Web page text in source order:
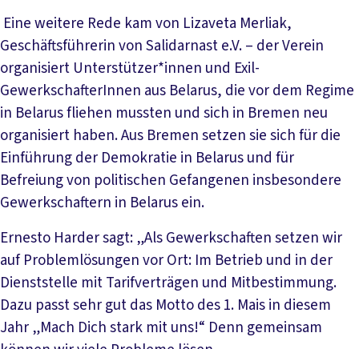
Eine weitere Rede kam von Lizaveta Merliak,
Geschäftsführerin von Salidarnast e.V. – der Verein
organisiert Unterstützer*innen und Exil-
GewerkschafterInnen aus Belarus, die vor dem Regime
in Belarus fliehen mussten und sich in Bremen neu
organisiert haben. Aus Bremen setzen sie sich für die
Einführung der Demokratie in Belarus und für
Befreiung von politischen Gefangenen insbesondere
Gewerkschaftern in Belarus ein.
Ernesto Harder sagt: „Als Gewerkschaften setzen wir
auf Problemlösungen vor Ort: Im Betrieb und in der
Dienststelle mit Tarifverträgen und Mitbestimmung.
Dazu passt sehr gut das Motto des 1. Mais in diesem
Jahr „Mach Dich stark mit uns!“ Denn gemeinsam